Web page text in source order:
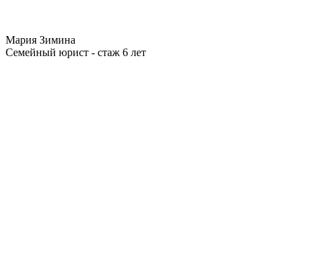
Мария Зимина
Семейный юрист - стаж 6 лет